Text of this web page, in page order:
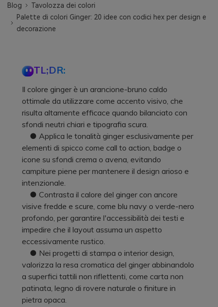
Blog
Tavolozza dei colori
Palette di colori Ginger: 20 idee con codici hex per design e
decorazione
TL;DR:
Il colore ginger è un arancione-bruno caldo
ottimale da utilizzare come accento visivo, che
risulta altamente efficace quando bilanciato con
sfondi neutri chiari e tipografia scura.
● Applica le tonalità ginger esclusivamente per
elementi di spicco come call to action, badge o
icone su sfondi crema o avena, evitando
campiture piene per mantenere il design arioso e
intenzionale.
● Contrasta il calore del ginger con ancore
visive fredde e scure, come blu navy o verde-nero
profondo, per garantire l'accessibilità dei testi e
impedire che il layout assuma un aspetto
eccessivamente rustico.
● Nei progetti di stampa o interior design,
valorizza la resa cromatica del ginger abbinandolo
a superfici tattili non riflettenti, come carta non
patinata, legno di rovere naturale o finiture in
pietra opaca.